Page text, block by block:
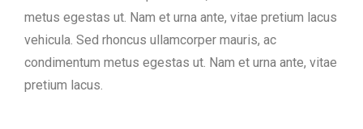
metus egestas ut. Nam et urna ante, vitae pretium lacus
vehicula. Sed rhoncus ullamcorper mauris, ac
condimentum metus egestas ut. Nam et urna ante, vitae
pretium lacus.